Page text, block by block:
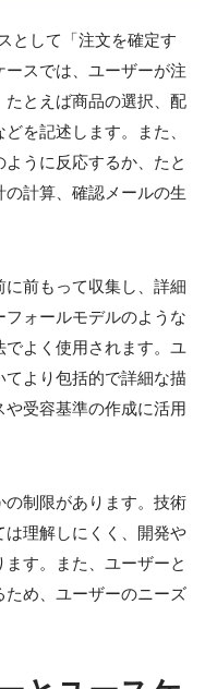
として「注文を確定す
スでは、ユーザーが注
とえば商品の選択、配
を記述します。また、
うに反応するか、たと
計算、確認メールの生
前もって収集し、詳細
ォールモデルのような
よく使用されます。ユ
より包括的で詳細な描
受容基準の作成に活用
の制限があります。技術
理解しにくく、開発や
す。また、ユーザーと
め、ユーザーのニーズ